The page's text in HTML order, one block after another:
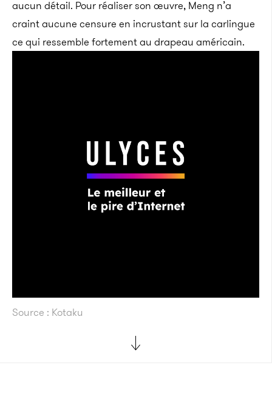
aucun détail. Pour réaliser son œuvre, Meng n’a
craint aucune censure en incrustant sur la carlingue
ce qui ressemble fortement au drapeau américain.
Source : Kotaku